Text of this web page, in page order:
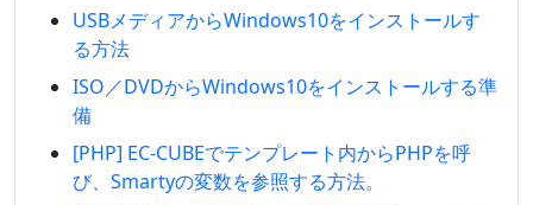
USBメディアからWindows10をインストールす
る方法
ISO／DVDからWindows10をインストールする準
備
[PHP] EC-CUBEでテンプレート内からPHPを呼
び、Smartyの変数を参照する方法。